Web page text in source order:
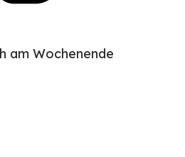
am Wochenende